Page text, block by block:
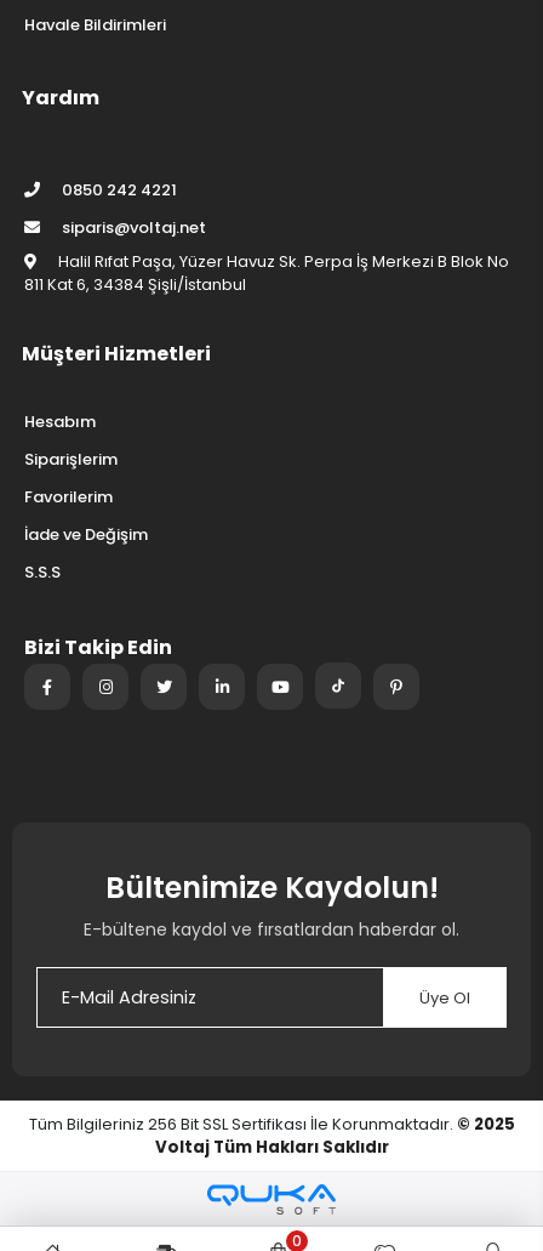
Havale Bildirimleri
Yardım
0850 242 4221
siparis@voltaj.net
Halil Rıfat Paşa, Yüzer Havuz Sk. Perpa İş Merkezi B Blok No
811 Kat 6, 34384 Şişli/İstanbul
Müşteri Hizmetleri
Hesabım
Siparişlerim
Favorilerim
İade ve Değişim
S.S.S
Bizi Takip Edin
Bültenimize Kaydolun!
E-bültene kaydol ve fırsatlardan haberdar ol.
Üye Ol
Tüm Bilgileriniz 256 Bit SSL Sertifikası İle Korunmaktadır. © 2025
Voltaj Tüm Hakları Saklıdır
0